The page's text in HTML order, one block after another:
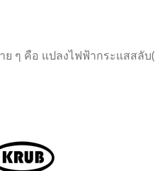
ๆ คือ แปลงไฟฟ้ากระแสสลับ